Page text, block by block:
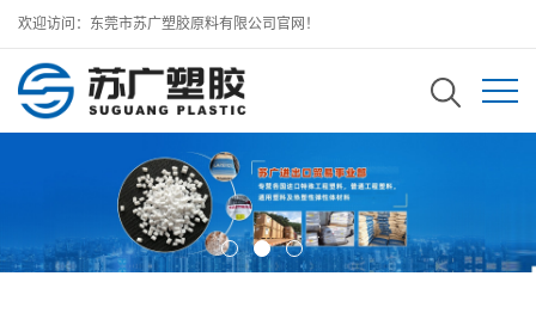
欢迎访问：东莞市苏广塑胶原料有限公司官网！